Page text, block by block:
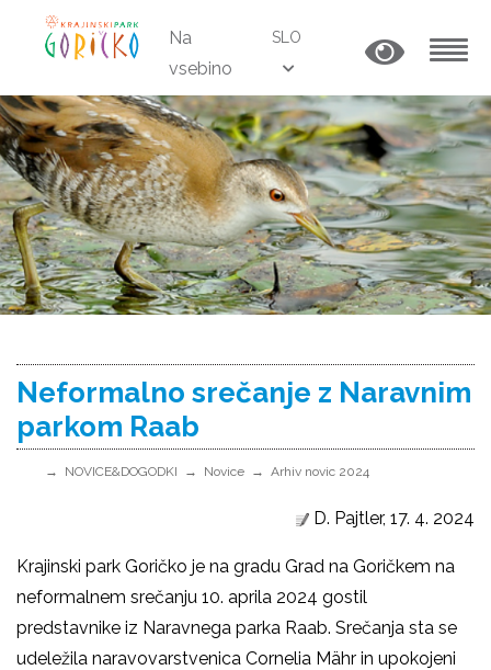
Na
vsebino
SLO
Neformalno srečanje z Naravnim
parkom Raab
NOVICE&DOGODKI Novice Arhiv novic 2024
D. Pajtler, 17. 4. 2024
Krajinski park Goričko je na gradu Grad na Goričkem na
neformalnem srečanju 10. aprila 2024 gostil
predstavnike iz Naravnega parka Raab. Srečanja sta se
udeležila naravovarstvenica Cornelia Mähr in upokojeni